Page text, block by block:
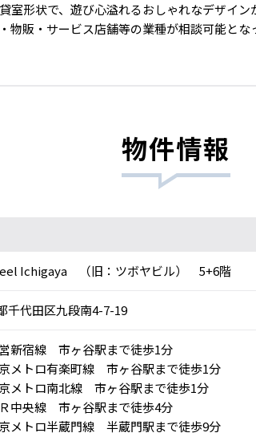
室形状で、遊び心溢れるおしゃれなデザイ
物販・サービス店舗等の業種が相談可能とな
物件情報
Ichigaya （旧：ツボヤビル） 5+6階
千代田区九段南4-7-19
新宿線 市ヶ谷駅まで徒歩1分
メトロ有楽町線 市ヶ谷駅まで徒歩1分
メトロ南北線 市ヶ谷駅まで徒歩1分
中央線 市ヶ谷駅まで徒歩4分
メトロ半蔵門線 半蔵門駅まで徒歩9分